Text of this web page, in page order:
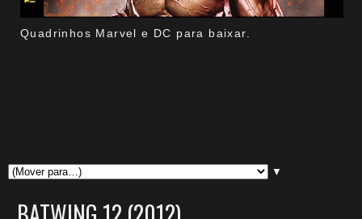
Quadrinhos Marvel e DC para baixar.
▼